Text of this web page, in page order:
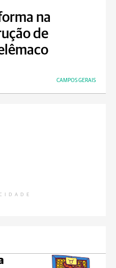
na
de
CAMPOS GERAIS